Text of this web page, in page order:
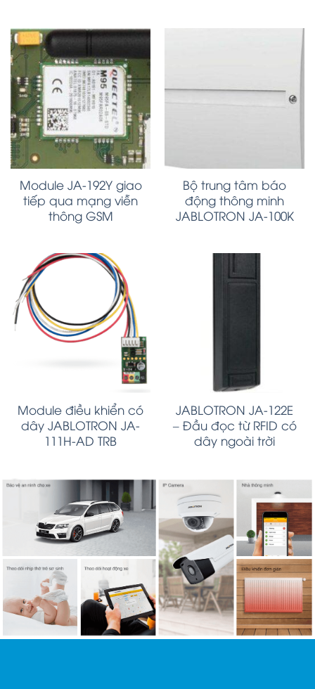
Module JA-192Y giao
tiếp qua mạng viễn
thông GSM
Bộ trung tâm báo
động thông minh
JABLOTRON JA-100K
Module điều khiển có
dây JABLOTRON JA-
111H-AD TRB
JABLOTRON JA-122E
– Đầu đọc từ RFID có
dây ngoài trời